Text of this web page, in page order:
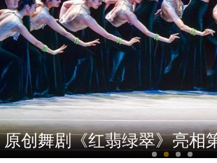
第六届中国新疆国际民族舞
原创舞剧《红翡绿翠》亮相